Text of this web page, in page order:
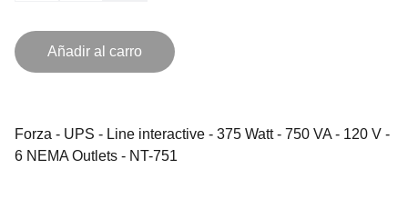
Añadir al carro
Forza - UPS - Line interactive - 375 Watt - 750 VA - 120 V -
6 NEMA Outlets - NT-751